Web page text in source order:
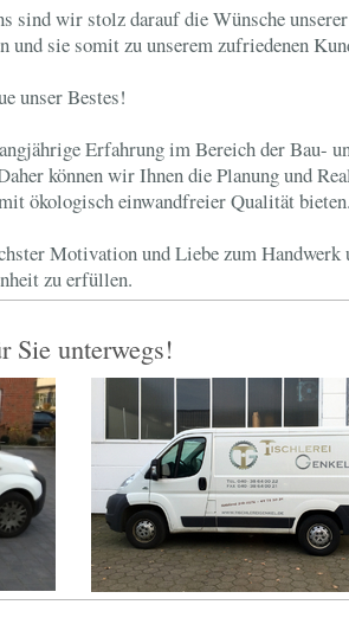
sind wir stolz darauf die Wünsche
sie somit zu unserem zufriedenen
unser Bestes!
Erfahrung im Bereich der Bau-
können wir Ihnen die Planung und
ökologisch einwandfreier Qualität bieten.
Motivation und Liebe zum Handwerk
zu erfüllen.
Sie unterwegs!